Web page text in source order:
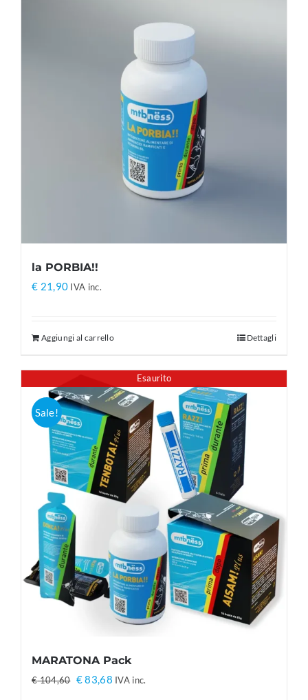
la PORBIA!!
€ 21,90 IVA inc.
Aggiungi al carrello Dettagli
Esaurito
Sale!
MARATONA Pack
€104,60 Il
€83,68IlIVA inc.